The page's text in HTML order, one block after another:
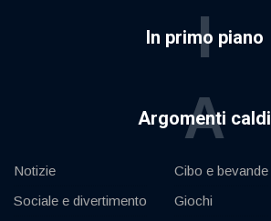
In primo piano
I
Argomenti caldi
A
Notizie
Sociale e divertimento
Cibo e bevande
Giochi